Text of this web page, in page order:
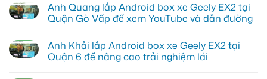
lắp
Camera
hành
tô
Suzuki
XL7
bình
luận
ở
lắp
Android
Box
Anh Quang lắp Android box xe Geely EX2 tại
Quận Gò Vấp để xem YouTube và dẫn đường
bình
luận
ở
Anh Khải lắp Android box xe Geely EX2 tại
Quận 6 để nâng cao trải nghiệm lái